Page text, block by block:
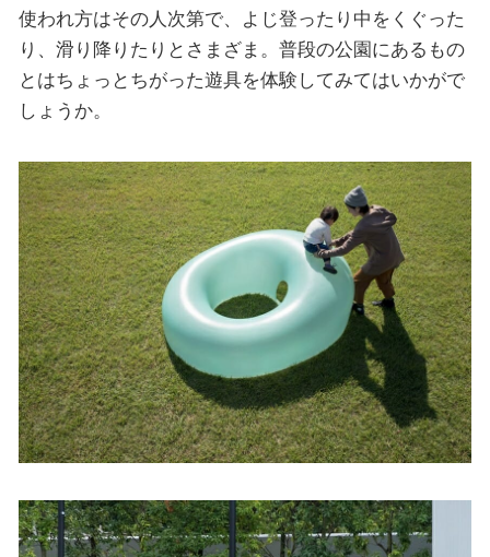
使われ方はその人次第で、よじ登ったり中をくぐった
り、滑り降りたりとさまざま。普段の公園にあるもの
とはちょっとちがった遊具を体験してみてはいかがで
しょうか。